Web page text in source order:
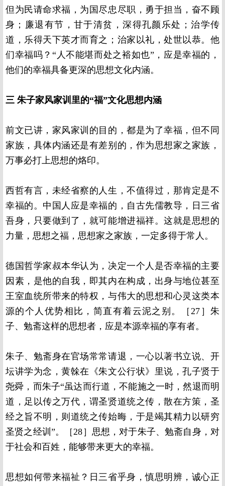
但为民请命求福，为国尽忠尽职，勇于担当，奋不顾
身；廉退有节，甘于清贫，深得孔颜乐处；治学传
道，乐得天下英才而育之；治家以礼，处世以恭。他
们幸福吗？“人不能堪而处之裕如也”，应是幸福的，
他们的幸福具备更深的思想文化内涵。
三 朱子家风家训里的“福”文化思想内涵
前文已讲，家风家训的目的，都是为了幸福，但不同
家族，具体内涵还是有差别的，作为思想家之家族，
万事必打上思想的烙印。
西哲有言，未经省察的人生，不值得过，那肯定是不
幸福的。中国人应是幸福的，自古先儒教导，日三省
吾身，只要做到了，就可能增进福祥。这就是思想的
力量，思想之福，思想家之家族，一定多得于常人。
德国哲学家叔本华认为，决定一个人是否幸福的主要
因素，是他的自我，即其内在构成，出身与地位甚至
王室血统所带来的特权，与伟大的思想和心灵这类本
源的个人优势相比，简直有着云泥之别。［27］朱
子、勉斋这样的思想者，应是本源幸福的享有者。
朱子、勉斋身在官场常常请退，一心以著书立说、开
坛讲学为念，黄榦在《朱文公行状》里说，孔子贤于
尧舜，而朱子“虽达而行道，不能施之一时，然退而明
道，足以传之万代，谓圣贤道统之传，散在方策，圣
经之旨不明，则道统之传始晦，于是竭其精力以研穷
圣贤之经训”。［28］思想，对于朱子、勉斋自身，对
于社会和百姓，能够带来更大的幸福。
思想如何带来福祉？日三省乎身，慎思明辨，诚心正